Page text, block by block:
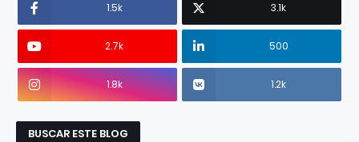
1.5k 3.1k
2.7k 500
1.8k 1.2k
BUSCAR ESTE BLOG